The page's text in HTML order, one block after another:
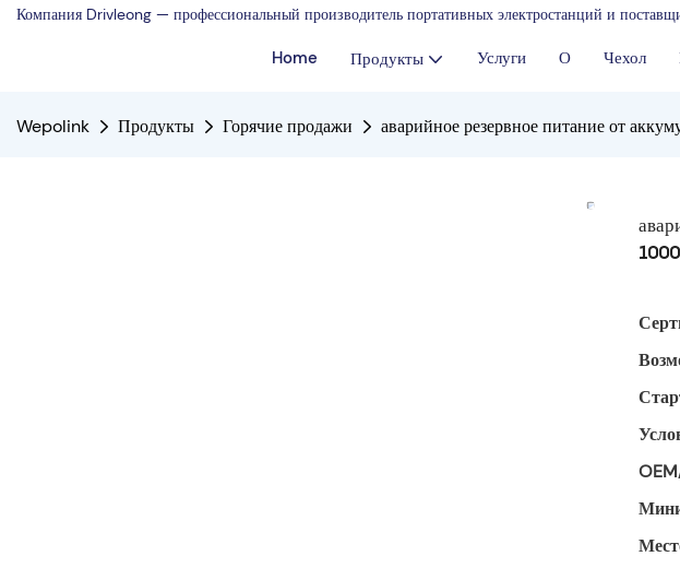
Компания Drivleong — профессиональный производитель портативных электростанций и
Home Продукты Услуги О Чехол
Wepolink Продукты Горячие продажи аварийное резервное питание от